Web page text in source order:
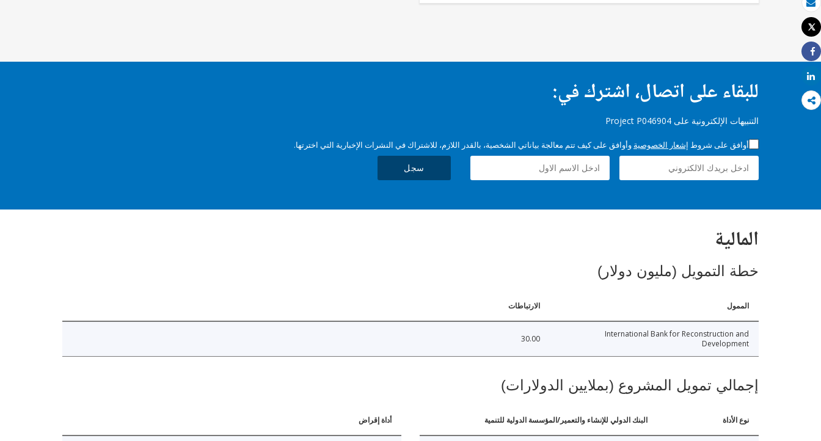
بريد الكتروني
طباعة
Tweet
Share
Share
للبقاء على اتصال، اشترك في:
التنبيهات الإلكترونية على Project P046904
أوافق على شروط إشعار الخصوصية وأوافق على كيف تتم معالجة بياناتي الشخصية، بالقدر اللازم، للاشتراك في النشرات الإخبارية التي اخترتها.
سجل
المالية
خطة التمويل (مليون دولار)
الممول الارتباطات
International Bank for Reconstruction and
Development
30.00
إجمالي تمويل المشروع (بملايين الدولارات)
نوع الأداة البنك الدولي للإنشاء والتعمير/المؤسسة الدولية للتنمية أداة إقراض